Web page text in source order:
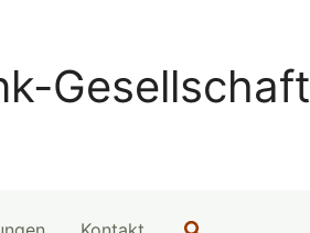
Gesellschaft
Suchen